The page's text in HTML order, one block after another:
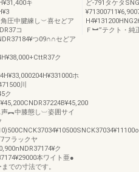
キ
圧中腱練し︶喜セどア
コ
つ09∩∩セどア
ク
ホ
川
ク
︻中膝態し︺姿囲サイ
フラックヤ
ク
本ワイト亜●
での寸法です。
ど-791タケタ
Ｆ︼”テクト・純